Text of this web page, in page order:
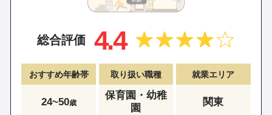
総合評価 4.4
おすすめ年齢帯
24~50歳
取り扱い職種
保育園・幼稚
園
就業エリア
関東